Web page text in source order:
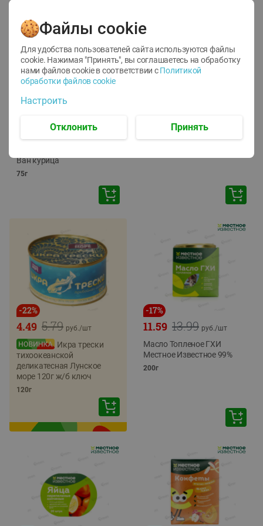
12
1.05 руб./
руб./шт
Корм влаж. для кош. с
Ван курица
75г
ТОФУ Vegetus ТВЕРДЫЙ
-22%
5.79
4.49 руб./шт
Икра трески
тихоокеанской
деликатесная Лунское
море 120г ж/б ключ
120г
-17%
13.99
11.59 руб./шт
Масло Топленое ГХИ
Местное Известное 99%
200г
Файлы cookie
Для удобства пользователей сайта используются файлы
cookie. Нажимая "Принять", вы соглашаетесь на обработку
нами файлов cookie в соответствии с Политикой
обработки файлов cookie
Настроить
Отклонить Принять